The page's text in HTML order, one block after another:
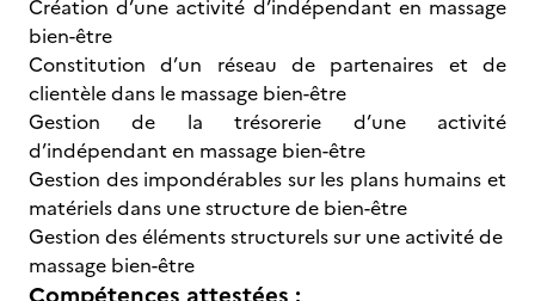
Création d’une activité d’indépendant en massage
bien-être
Constitution d’un réseau de partenaires et de
clientèle dans le massage bien-être
Gestion de la trésorerie d’une activité
d’indépendant en massage bien-être
Gestion des impondérables sur les plans humains et
matériels dans une structure de bien-être
Gestion des éléments structurels sur une activité de
massage bien-être